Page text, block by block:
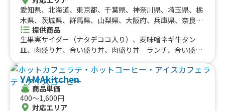
愛知県、北海道、東京都、千葉県、神奈川県、埼玉県、栃
木県、茨城県、群馬県、山梨県、大阪府、兵庫県、奈良
県、京都府、滋賀県、静岡県、三重県、岐阜県
提供商品
生果実サイダー（ナタデココ入り）、麦味噌ネギ牛タン
皿、肉盛り丼、合い盛り丼、肉盛り丼 ランチ、合い盛り
とろろハンバーグ丼、麦味噌とろろ牛タン丼 ランチ、麦
味噌とろろ牛タン丼
YAMAkitchen
商品単価
400〜1,600円
対応エリア